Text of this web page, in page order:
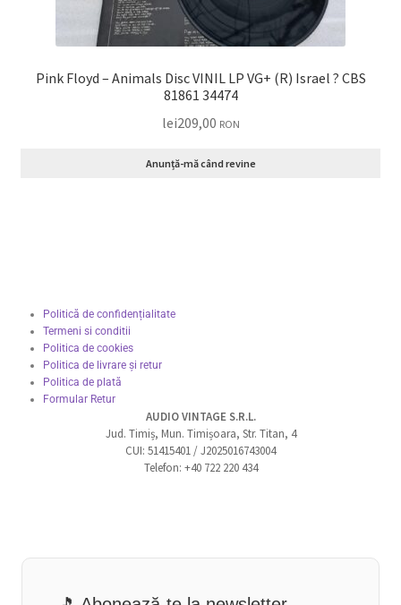
Pink Floyd – Animals Disc VINIL LP VG+ (R) Israel ? CBS
81861 34474
lei209,00 RON
Anunță-mă când revine
Politică de confidențialitate
Termeni si conditii
Politica de cookies
Politica de livrare și retur
Politica de plată
Formular Retur
AUDIO VINTAGE S.R.L.
Jud. Timiș, Mun. Timișoara, Str. Titan, 4
CUI: 51415401 / J2025016743004
Telefon: +40 722 220 434